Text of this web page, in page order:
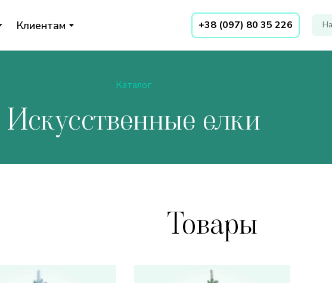
Клиентам +38 (097) 80 35 226
Каталог
Искусственные елки
Товары